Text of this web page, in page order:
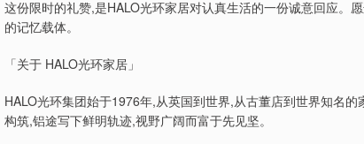
这份限时的礼赞,是HALO光环家居对认真生活的一份诚意回应。
的记忆载体。
「关于 HALO光环家居」
HALO光环集团始于1976年,从英国到世界,从古董店到世界知名
构筑,铝途写下鲜明轨迹,视野广阔而富于先见坚。